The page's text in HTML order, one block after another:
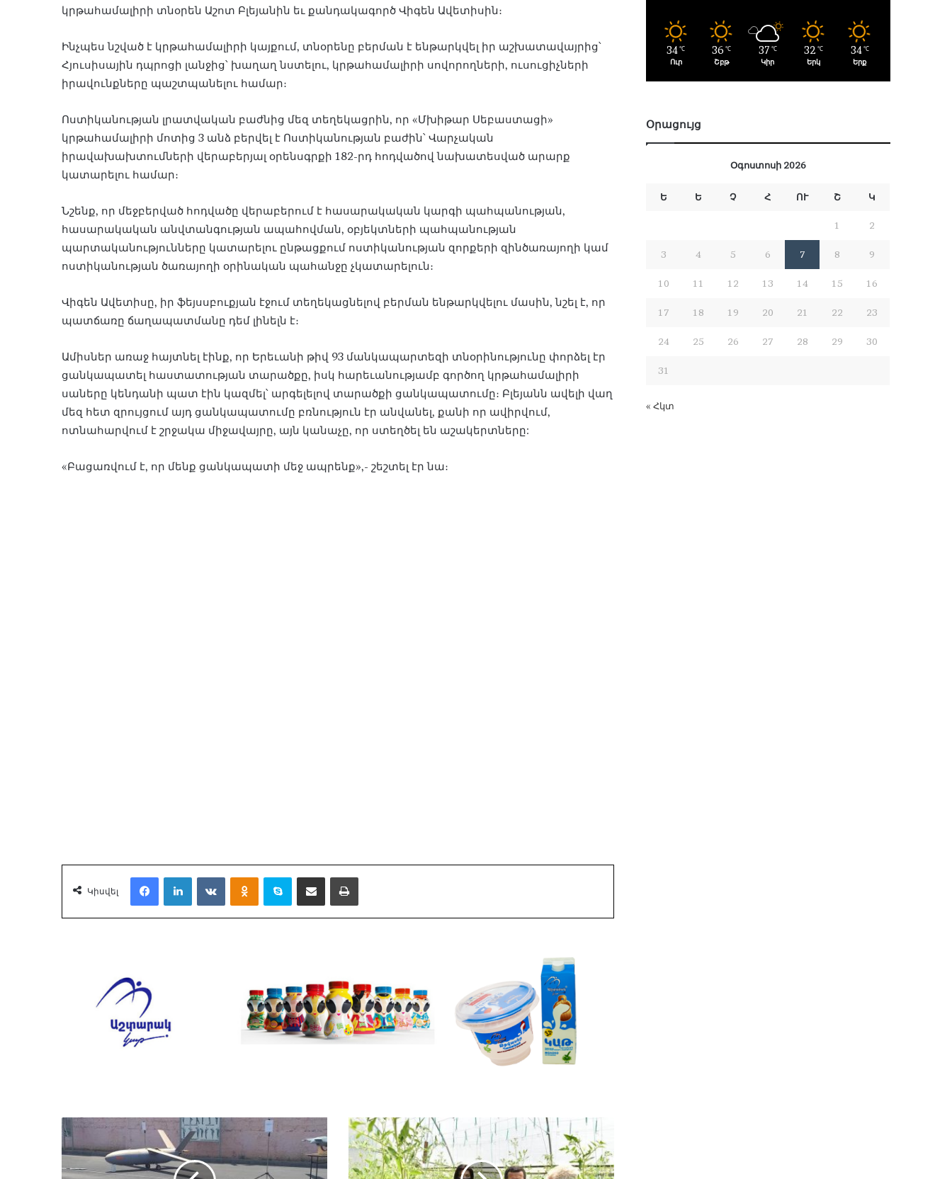
կրթահամալիրի տնօրեն Աշոտ Բլեյանին եւ քանդակագործ Վիգեն Ավետիսին։
Ինչպես նշված է կրթահամալիրի կայքում, տնօրենը բերման է ենթարկվել իր աշխատավայրից՝
Հյուսիսային դպրոցի լանջից՝ խաղաղ նստելու, կրթահամալիրի սովորողների, ուսուցիչների
իրավունքները պաշտպանելու համար։
Ոստիկանության լրատվական բաժնից մեզ տեղեկացրին, որ «Մխիթար Սեբաստացի»
կրթահամալիրի մոտից 3 անձ բերվել է Ոստիկանության բաժին՝ Վարչական
իրավախախտումների վերաբերյալ օրենսգրքի 182-րդ հոդվածով նախատեսված արարք
կատարելու համար։
Նշենք, որ մեջբերված հոդվածը վերաբերում է հասարակական կարգի պահպանության,
հասարակական անվտանգության ապահովման, օբյեկտների պահպանության
պարտականությունները կատարելու ընթացքում ոստիկանության զորքերի զինծառայողի կամ
ոստիկանության ծառայողի օրինական պահանջը չկատարելուն։
Վիգեն Ավետիսը, իր ֆեյսսբուքյան էջում տեղեկացնելով բերման ենթարկվելու մասին, նշել է, որ
պատճառը ճաղապատմանը դեմ լինելն է։
Ամիսներ առաջ հայտնել էինք, որ Երեւանի թիվ 93 մանկապարտեզի տնօրինությունը փորձել էր
ցանկապատել հաստատության տարածքը, իսկ հարեւանությամբ գործող կրթահամալիրի
սաները կենդանի պատ էին կազմել՝ արգելելով տարածքի ցանկապատումը։ Բլեյանն ավելի վաղ
մեզ հետ զրույցում այդ ցանկապատումը բռնություն էր անվանել, քանի որ ավիրվում,
ոտնահարվում է շրջակա միջավայրը, այն կանաչը, որ ստեղծել են աշակերտները:
«Բացառվում է, որ մենք ցանկապատի մեջ ապրենք»,- շեշտել էր նա։
Կիսվել
FacebookLinkedInVKontakteOdnoklassniki
Skype Share via Email Print
34 ℃
Ուր
36 ℃
Շբթ
37 ℃
Կիր
32 ℃
Երկ
34 ℃
Երք
Օրացույց
Օգոստոսի 2026
Ե Ե Չ Հ ՈՒ Շ Կ
1 2
3 4 5 6 7 8 9
10 11 12 13 14 15 16
17 18 19 20 21 22 23
24 25 26 27 28 29 30
31
« Հկտ